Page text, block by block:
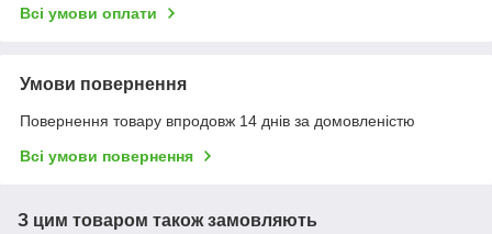
Всі умови оплати
Умови повернення
Повернення товару впродовж 14 днів за домовленістю
Всі умови повернення
З цим товаром також замовляють